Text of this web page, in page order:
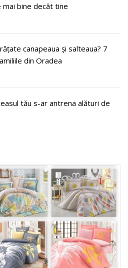
mai bine decât tine
canapeaua și salteaua? 7
din Oradea
tău s-ar antrena alături de